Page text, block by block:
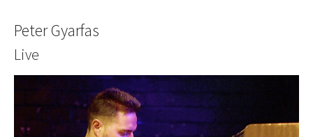
Peter Gyarfas
Live
Show larger version for: